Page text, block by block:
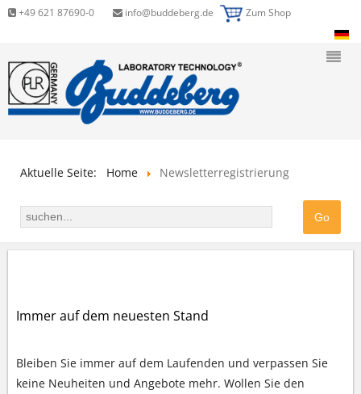
+49 621 87690-0 info@buddeberg.de Zum Shop
Aktuelle Seite: Home Newsletterregistrierung
Immer auf dem neuesten Stand
Bleiben Sie immer auf dem Laufenden und verpassen Sie
keine Neuheiten und Angebote mehr. Wollen Sie den